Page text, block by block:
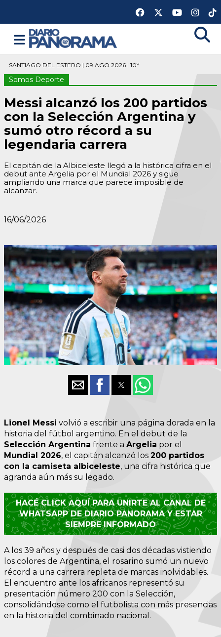
SANTIAGO DEL ESTERO | 09 AGO 2026 | 10º
Somos Deporte
Messi alcanzó los 200 partidos
con la Selección Argentina y
sumó otro récord a su
legendaria carrera
El capitán de la Albiceleste llegó a la histórica cifra en el
debut ante Argelia por el Mundial 2026 y sigue
ampliando una marca que parece imposible de
alcanzar.
16/06/2026
Lionel Messi volvió a escribir una página dorada en la
historia del fútbol argentino. En el debut de la
Selección Argentina frente a Argelia por el
Mundial 2026, el capitán alcanzó los 200 partidos
con la camiseta albiceleste, una cifra histórica que
agranda aún más su legado.
HACÉ CLICK AQUÍ PARA UNIRTE AL CANAL DE
WHATSAPP DE DIARIO PANORAMA Y ESTAR
SIEMPRE INFORMADO
A los 39 años y después de casi dos décadas vistiendo
los colores de Argentina, el rosarino sumó un nuevo
récord a una carrera repleta de marcas inolvidables.
El encuentro ante los africanos representó su
presentación número 200 con la Selección,
consolidándose como el futbolista con más presencias
en la historia del combinado nacional.